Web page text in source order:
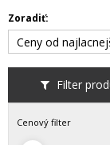
Filter
Zoradiť:
Ceny od
Cenový filter